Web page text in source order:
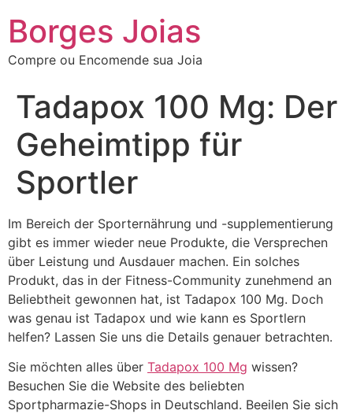
Borges Joias
Compre ou Encomende sua Joia
Tadapox 100 Mg: Der
Geheimtipp für
Sportler
Im Bereich der Sporternährung und -supplementierung
gibt es immer wieder neue Produkte, die Versprechen
über Leistung und Ausdauer machen. Ein solches
Produkt, das in der Fitness-Community zunehmend an
Beliebtheit gewonnen hat, ist Tadapox 100 Mg. Doch
was genau ist Tadapox und wie kann es Sportlern
helfen? Lassen Sie uns die Details genauer betrachten.
Sie möchten alles über Tadapox 100 Mg wissen?
Besuchen Sie die Website des beliebten
Sportpharmazie-Shops in Deutschland. Beeilen Sie sich